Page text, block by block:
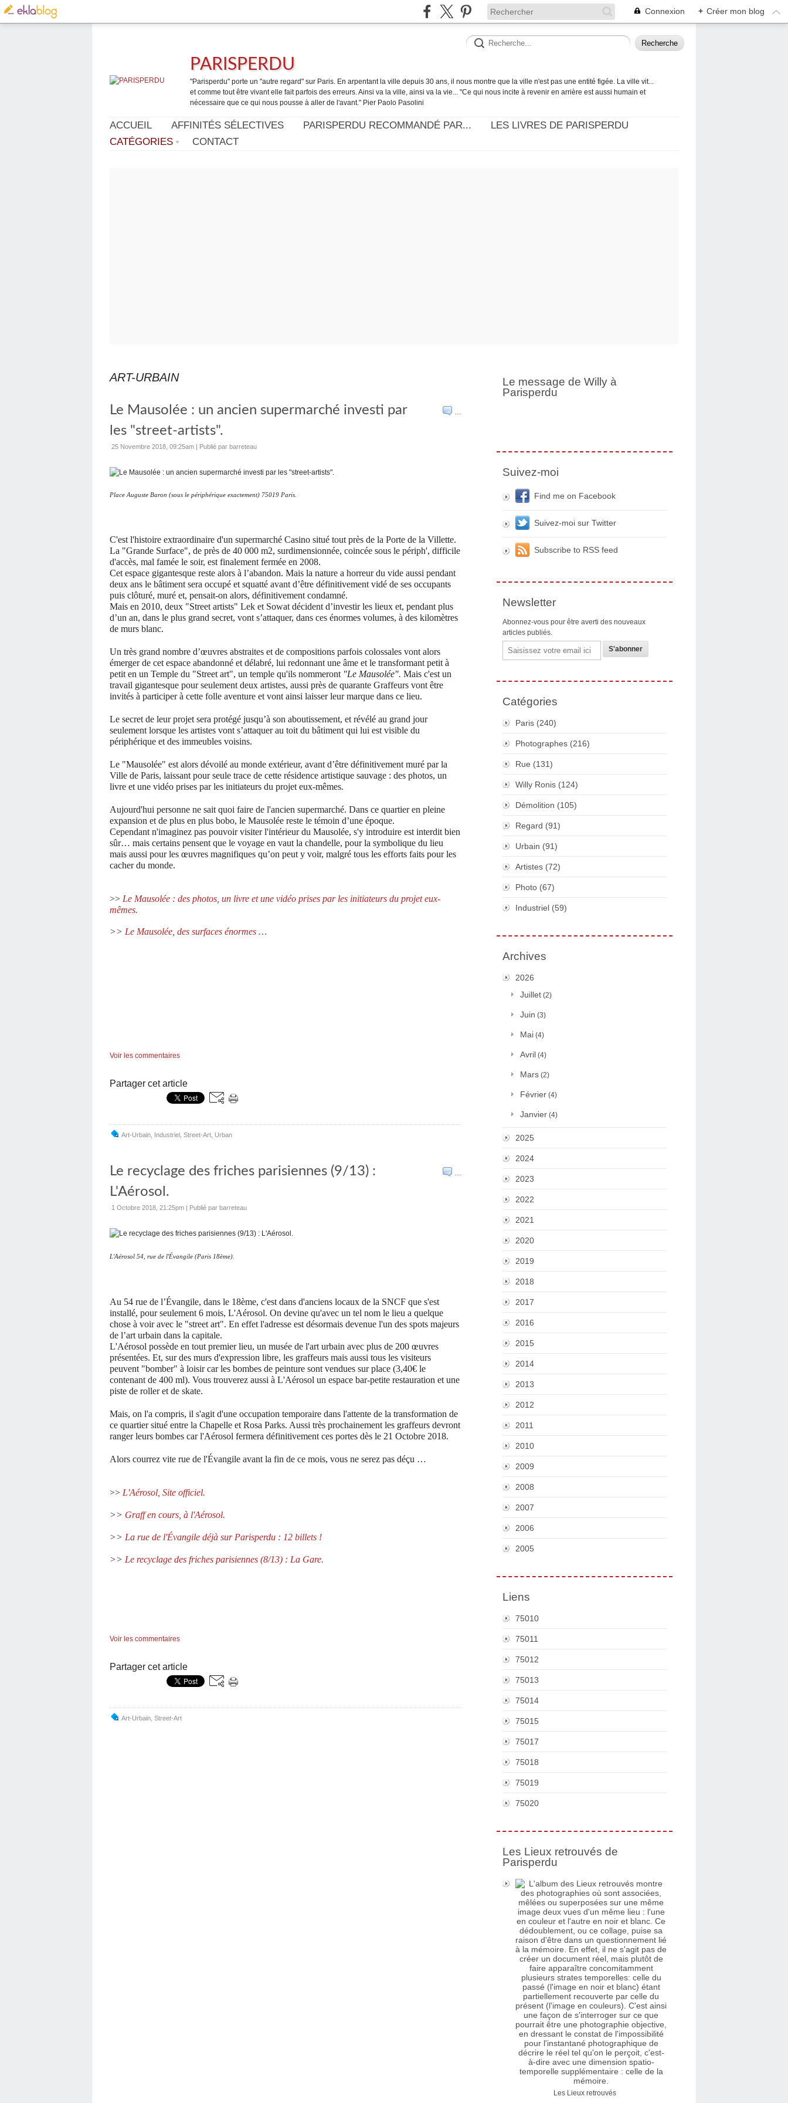
Connexion + Créer mon blog
PARISPERDU
"Parisperdu" porte un "autre regard" sur Paris. En arpentant la ville depuis 30 ans, il nous montre que la ville n'est pas une entité figée. La ville vit...
et comme tout être vivant elle fait parfois des erreurs. Ainsi va la ville, ainsi va la vie... "Ce qui nous incite à revenir en arrière est aussi humain et
nécessaire que ce qui nous pousse à aller de l'avant." Pier Paolo Pasolini
ACCUEIL AFFINITÉS SÉLECTIVES PARISPERDU RECOMMANDÉ PAR...
LES LIVRES DE PARISPERDU
CATÉGORIES
CONTACT
ART-URBAIN
…
Le Mausolée : un ancien supermarché investi par
les "street-artists".
25 Novembre 2018, 09:25am | Publié par barreteau
Place Auguste Baron (sous le périphérique exactement) 75019 Paris.
C'est l'histoire extraordinaire d'un supermarché Casino situé tout près de la Porte de la Villette.
La "Grande Surface", de près de 40 000 m2, surdimensionnée, coincée sous le périph', difficile
d'accès, mal famée le soir, est finalement fermée en 2008.
Cet espace gigantesque reste alors à l’abandon. Mais la nature a horreur du vide aussi pendant
deux ans le bâtiment sera occupé et squatté avant d’être définitivement vidé de ses occupants
puis clôturé, muré et, pensait-on alors, définitivement condamné.
Mais en 2010, deux "Street artists" Lek et Sowat décident d’investir les lieux et, pendant plus
d’un an, dans le plus grand secret, vont s’attaquer, dans ces énormes volumes, à des kilomètres
de murs blanc.
Un très grand nombre d’œuvres abstraites et de compositions parfois colossales vont alors
émerger de cet espace abandonné et délabré, lui redonnant une âme et le transformant petit à
petit en un Temple du "Street art", un temple qu'ils nommeront "Le Mausolée". Mais c'est un
travail gigantesque pour seulement deux artistes, aussi près de quarante Graffeurs vont être
invités à participer à cette folle aventure et vont ainsi laisser leur marque dans ce lieu.
Le secret de leur projet sera protégé jusqu’à son aboutissement, et révélé au grand jour
seulement lorsque les artistes vont s’attaquer au toit du bâtiment qui lui est visible du
périphérique et des immeubles voisins.
Le "Mausolée" est alors dévoilé au monde extérieur, avant d’être définitivement muré par la
Ville de Paris, laissant pour seule trace de cette résidence artistique sauvage : des photos, un
livre et une vidéo prises par les initiateurs du projet eux-mêmes.
Aujourd'hui personne ne sait quoi faire de l'ancien supermarché. Dans ce quartier en pleine
expansion et de plus en plus bobo, le Mausolée reste le témoin d’une époque.
Cependant n'imaginez pas pouvoir visiter l'intérieur du Mausolée, s'y introduire est interdit bien
sûr… mais certains pensent que le voyage en vaut la chandelle, pour la symbolique du lieu
mais aussi pour les œuvres magnifiques qu’on peut y voir, malgré tous les efforts faits pour les
cacher du monde.
>> Le Mausolée : des photos, un livre et une vidéo prises par les initiateurs du projet eux-
mêmes.
>> Le Mausolée, des surfaces énormes …
Voir les commentaires
Partager cet article
Art-Urbain Industriel Street-Art Urban
…
Le recyclage des friches parisiennes (9/13) :
L'Aérosol.
1 Octobre 2018, 21:25pm | Publié par barreteau
L'Aérosol 54, rue de l'Évangile (Paris 18ème).
Au 54 rue de l’Évangile, dans le 18ème, c'est dans d'anciens locaux de la SNCF que s'est
installé, pour seulement 6 mois, L'Aérosol. On devine qu'avec un tel nom le lieu a quelque
chose à voir avec le "street art". En effet l'adresse est désormais devenue l'un des spots majeurs
de l’art urbain dans la capitale.
L'Aérosol possède en tout premier lieu, un musée de l'art urbain avec plus de 200 œuvres
présentées. Et, sur des murs d'expression libre, les graffeurs mais aussi tous les visiteurs
peuvent "bomber" à loisir car les bombes de peinture sont vendues sur place (3,40€ le
contenant de 400 ml). Vous trouverez aussi à L'Aérosol un espace bar-petite restauration et une
piste de roller et de skate.
Mais, on l'a compris, il s'agit d'une occupation temporaire dans l'attente de la transformation de
ce quartier situé entre la Chapelle et Rosa Parks. Aussi très prochainement les graffeurs devront
ranger leurs bombes car l'Aérosol fermera définitivement ces portes dès le 21 Octobre 2018.
Alors courrez vite rue de l'Évangile avant la fin de ce mois, vous ne serez pas déçu …
>> L'Aérosol, Site officiel.
>> Graff en cours, à l'Aérosol.
>> La rue de l'Évangile déjà sur Parisperdu : 12 billets !
>> Le recyclage des friches parisiennes (8/13) : La Gare.
Voir les commentaires
Partager cet article
Art-Urbain Street-Art
Le message de Willy à
Parisperdu
Suivez-moi
Find me on Facebook
Suivez-moi sur Twitter
Subscribe to RSS feed
Newsletter
Abonnez-vous pour être averti des nouveaux
articles publiés.
Email
Catégories
Paris (240)
Photographes (216)
Rue (131)
Willy Ronis (124)
Démolition (105)
Regard (91)
Urbain (91)
Artistes (72)
Photo (67)
Industriel (59)
Archives
2026
Juillet (2)
Juin (3)
Mai (4)
Avril (4)
Mars (2)
Février (4)
Janvier (4)
2025
2024
2023
2022
2021
2020
2019
2018
2017
2016
2015
2014
2013
2012
2011
2010
2009
2008
2007
2006
2005
Liens
75010
75011
75012
75013
75014
75015
75017
75018
75019
75020
Les Lieux retrouvés de
Parisperdu
Les Lieux retrouvés